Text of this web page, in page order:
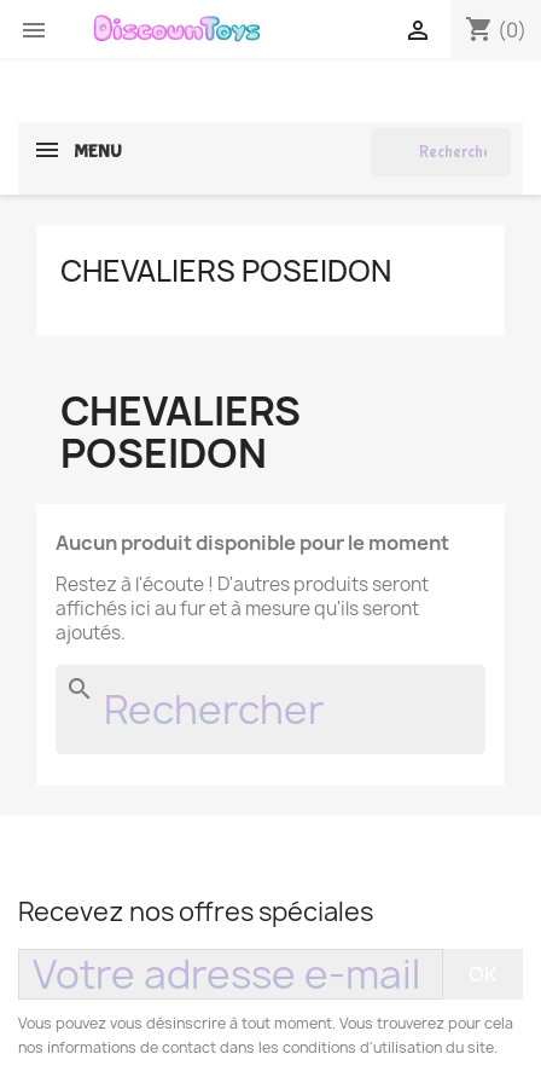
 shopping_cart (0)

MENU
CHEVALIERS POSEIDON
CHEVALIERS
POSEIDON
Aucun produit disponible pour le moment
Restez à l'écoute ! D'autres produits seront
affichés ici au fur et à mesure qu'ils seront
ajoutés.
search
Recevez nos offres spéciales
Vous pouvez vous désinscrire à tout moment. Vous trouverez pour cela
nos informations de contact dans les conditions d'utilisation du site.